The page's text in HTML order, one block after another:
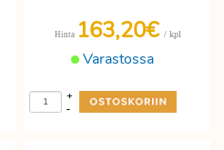
Varastossa
Hinta 163,20€ / kpl
-
+